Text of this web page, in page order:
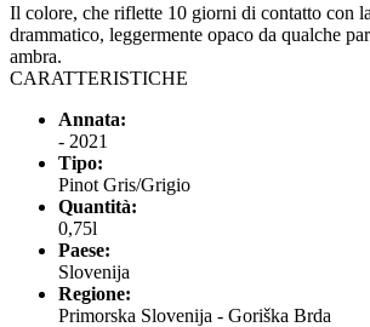
Il colore, che riflette 10 giorni di contatto con
drammatico, leggermente opaco da qualche
ambra.
CARATTERISTICHE
Annata:
- 2021
Tipo:
Pinot Gris/Grigio
Quantità:
0,75l
Paese:
Slovenija
Regione:
Primorska Slovenija - Goriška Brda